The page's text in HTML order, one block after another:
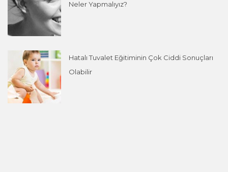
Neler Yapmalıyız?
Hatalı Tuvalet Eğitiminin Çok Ciddi Sonuçları
Olabilir